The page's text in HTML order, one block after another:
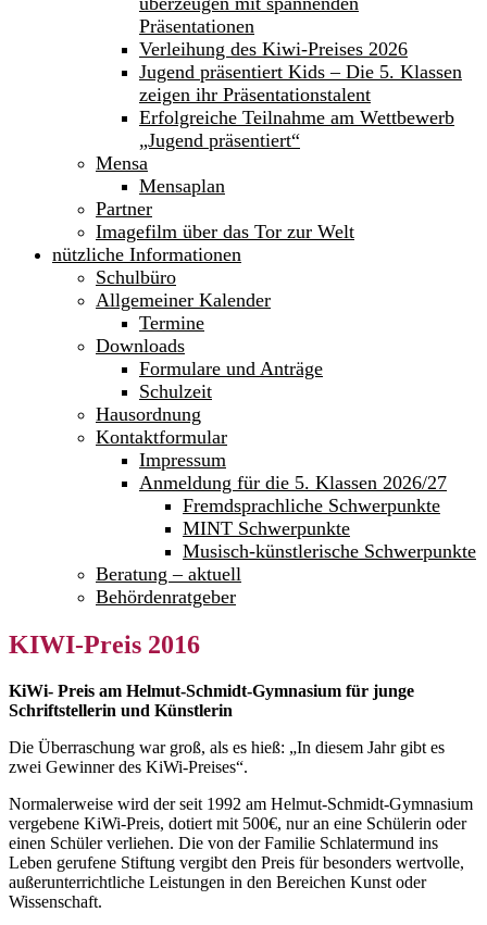
Präsentationen
Verleihung des Kiwi-Preises 2026
Jugend präsentiert Kids – Die 5. Klassen
zeigen ihr Präsentationstalent
Erfolgreiche Teilnahme am Wettbewerb
„Jugend präsentiert“
Mensa
Mensaplan
Partner
Imagefilm über das Tor zur Welt
nützliche Informationen
Schulbüro
Allgemeiner Kalender
Termine
Downloads
Formulare und Anträge
Schulzeit
Hausordnung
Kontaktformular
Impressum
Anmeldung für die 5. Klassen 2026/27
Fremdsprachliche Schwerpunkte
MINT Schwerpunkte
Musisch-künstlerische Schwerpunkte
Beratung – aktuell
Behördenratgeber
KIWI-Preis 2016
KiWi- Preis am Helmut-Schmidt-Gymnasium für junge
Schriftstellerin und Künstlerin
Die Überraschung war groß, als es hieß: „In diesem Jahr gibt es
zwei Gewinner des KiWi-Preises“.
Normalerweise wird der seit 1992 am Helmut-Schmidt-Gymnasium
vergebene KiWi-Preis, dotiert mit 500€, nur an eine Schülerin oder
einen Schüler verliehen. Die von der Familie Schlatermund ins
Leben gerufene Stiftung vergibt den Preis für besonders wertvolle,
außerunterrichtliche Leistungen in den Bereichen Kunst oder
Wissenschaft.